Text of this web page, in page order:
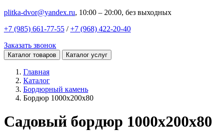
plitka-dvor@yandex.ru, 10:00 – 20:00, без выходных
+7 (985) 661-77-55 / +7 (968) 422-20-40
Заказать звонок
Каталог товаров Каталог услуг
Главная
Каталог
Бордюрный камень
Бордюр 1000х200х80
Садовый бордюр 1000х200х80